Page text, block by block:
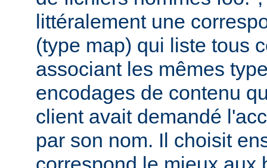
littéralement une
(type map) qui liste tous
associant les mêmes
encodages de contenu
client avait demandé
par son nom. Il choisit